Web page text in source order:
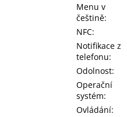
Menu v
češtině:
NFC:
Notifikace z
telefonu:
Odolnost:
Operační
systém:
Ovládání: